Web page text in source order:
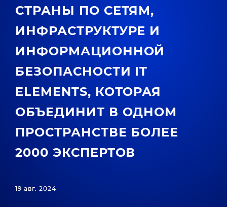
СТРАНЫ ПО СЕТЯМ,
ИНФРАСТРУКТУРЕ И
ИНФОРМАЦИОННОЙ
БЕЗОПАСНОСТИ IT
ELEMENTS, КОТОРАЯ
ОБЪЕДИНИТ В ОДНОМ
ПРОСТРАНСТВЕ БОЛЕЕ
2000 ЭКСПЕРТОВ
19 авг. 2024